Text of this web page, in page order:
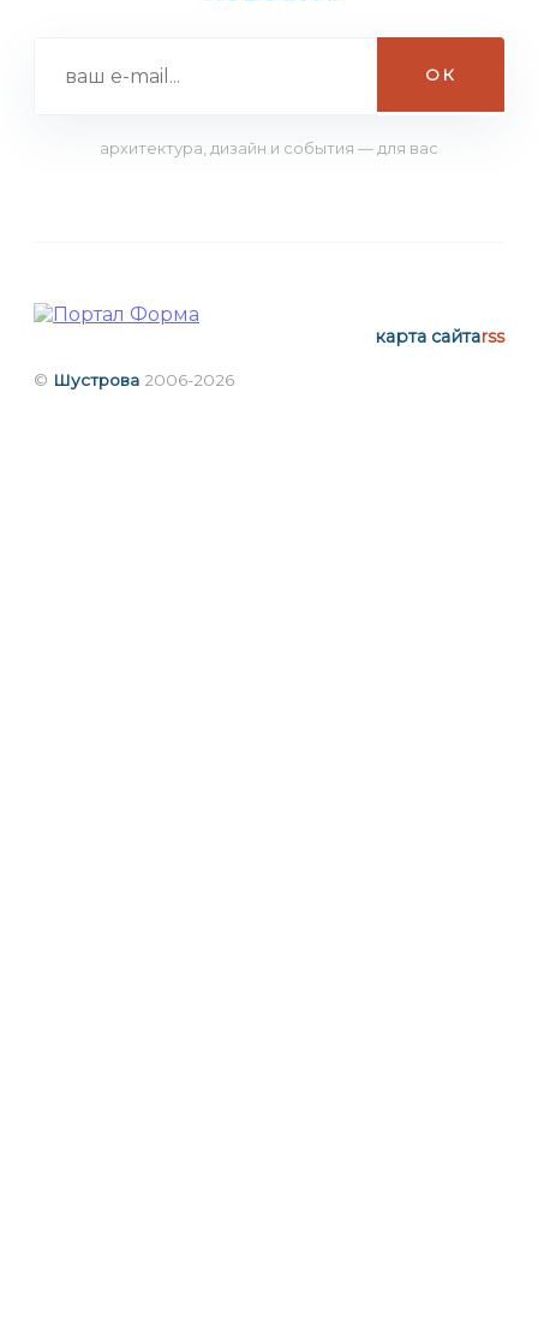
архитектура, дизайн и события — для вас
карта сайтаrss
© Шустрова 2006-2026